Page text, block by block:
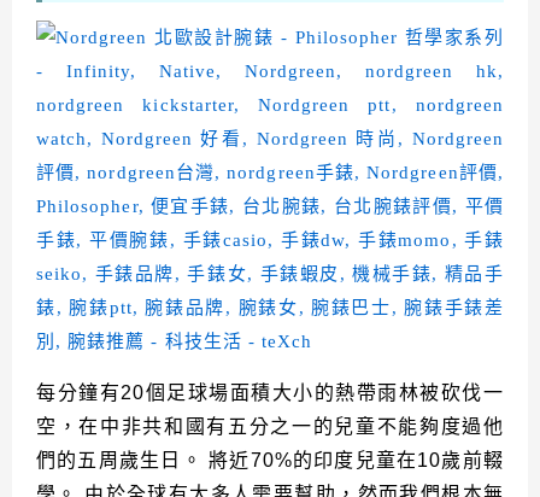
每分鐘有20個足球場面積大小的熱帶雨林被砍伐一
空，在中非共和國有五分之一的兒童不能夠度過他
們的五周歲生日。 將近70%的印度兒童在10歲前輟